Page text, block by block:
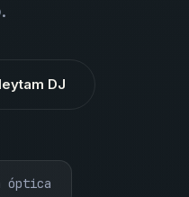
DJ
óptica